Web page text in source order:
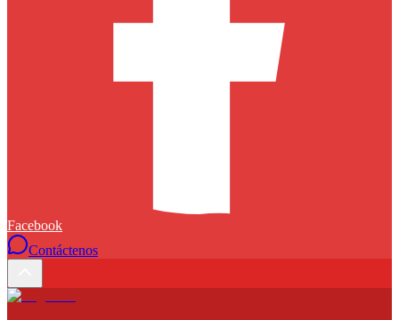
Facebook
Contáctenos